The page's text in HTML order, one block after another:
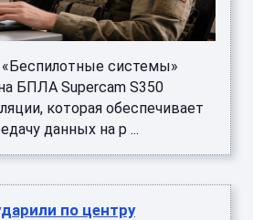
«Беспилотные системы»
БПЛА Supercam S350
которая обеспечивает
данных на р ...
по центру